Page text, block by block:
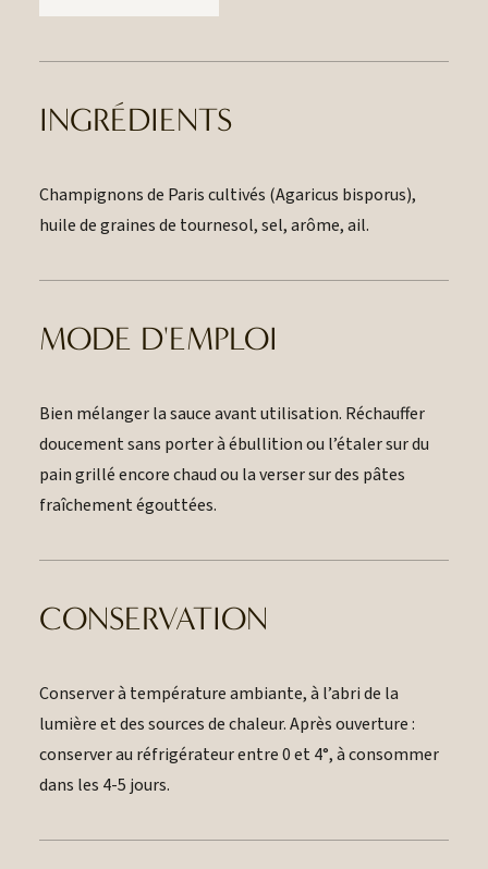
INGRÉDIENTS
Champignons de Paris cultivés (Agaricus bisporus),
huile de graines de tournesol, sel, arôme, ail.
MODE D'EMPLOI
Bien mélanger la sauce avant utilisation. Réchauffer
doucement sans porter à ébullition ou l’étaler sur du
pain grillé encore chaud ou la verser sur des pâtes
fraîchement égouttées.
CONSERVATION
Conserver à température ambiante, à l’abri de la
lumière et des sources de chaleur. Après ouverture :
conserver au réfrigérateur entre 0 et 4°, à consommer
dans les 4-5 jours.